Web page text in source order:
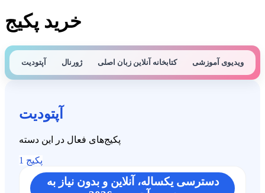
خرید پکیج
ﺁﭘﺘﻮﺩﯾﺖ ﮊﻭﺭﻧﺎﻝ کتابخانه آنلاین زبان اصلی ویدیوی آموزشی
ﺁﭘﺘﻮﺩﯾﺖ
پکیج‌های فعال در این دسته
1 پکیج
دسترسی یکساله، آنلاین و بدون نیاز به